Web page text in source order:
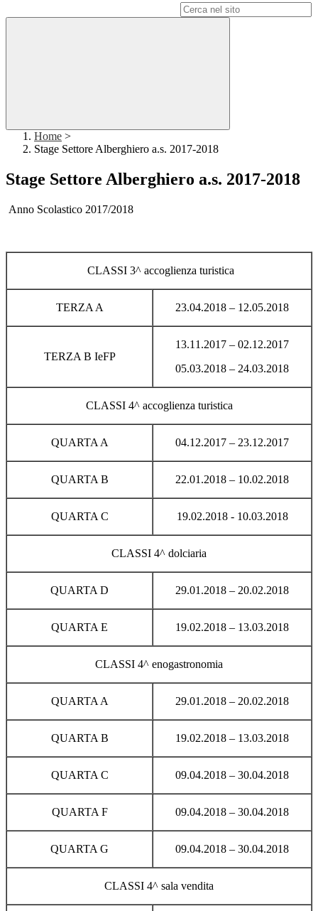
Home >
Stage Settore Alberghiero a.s. 2017-2018
Stage Settore Alberghiero a.s. 2017-2018
Anno Scolastico 2017/2018
CLASSI 3^ accoglienza turistica
TERZA A 23.04.2018 – 12.05.2018
TERZA B IeFP
13.11.2017 – 02.12.2017
05.03.2018 – 24.03.2018
CLASSI 4^ accoglienza turistica
QUARTA A 04.12.2017 – 23.12.2017
QUARTA B 22.01.2018 – 10.02.2018
QUARTA C 19.02.2018 - 10.03.2018
CLASSI 4^ dolciaria
QUARTA D 29.01.2018 – 20.02.2018
QUARTA E 19.02.2018 – 13.03.2018
CLASSI 4^ enogastronomia
QUARTA A 29.01.2018 – 20.02.2018
QUARTA B 19.02.2018 – 13.03.2018
QUARTA C 09.04.2018 – 30.04.2018
QUARTA F 09.04.2018 – 30.04.2018
QUARTA G 09.04.2018 – 30.04.2018
CLASSI 4^ sala vendita